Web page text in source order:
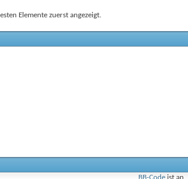
Elemente zuerst angezeigt.